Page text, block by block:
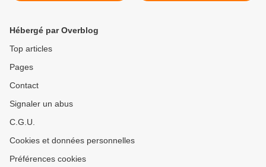
Hébergé par Overblog
Top articles
Pages
Contact
Signaler un abus
C.G.U.
Cookies et données personnelles
Préférences cookies